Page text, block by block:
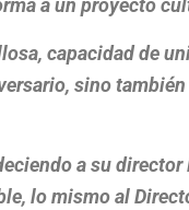
a un proyecto
capacidad de
sino
a su
lo mismo al